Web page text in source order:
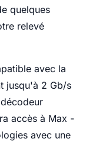
quelques
relevé
avec la
jusqu'à 2 Gb/s
accès à Max -
avec une